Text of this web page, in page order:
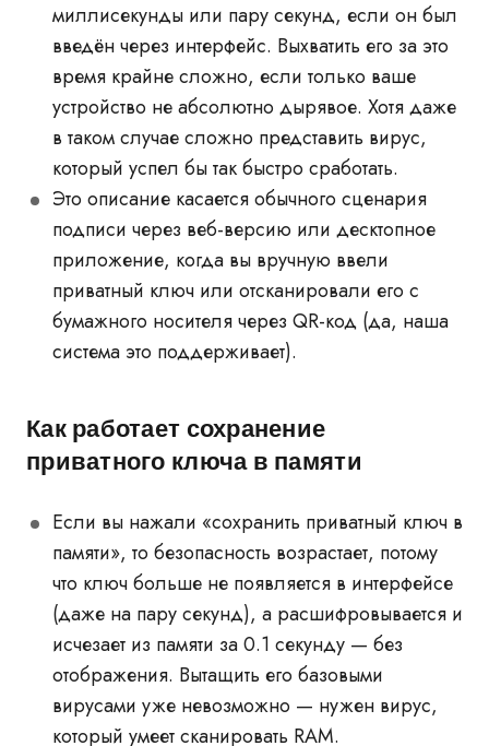
миллисекунды или пару секунд, если он был
введён через интерфейс. Выхватить его за это
время крайне сложно, если только ваше
устройство не абсолютно дырявое. Хотя даже
в таком случае сложно представить вирус,
который успел бы так быстро сработать.
Это описание касается обычного сценария
подписи через веб-версию или десктопное
приложение, когда вы вручную ввели
приватный ключ или отсканировали его с
бумажного носителя через QR-код (да, наша
система это поддерживает).
Как работает сохранение
приватного ключа в памяти
Если вы нажали «сохранить приватный ключ в
памяти», то безопасность возрастает, потому
что ключ больше не появляется в интерфейсе
(даже на пару секунд), а расшифровывается и
исчезает из памяти за 0.1 секунду — без
отображения. Вытащить его базовыми
вирусами уже невозможно — нужен вирус,
который умеет сканировать RAM.